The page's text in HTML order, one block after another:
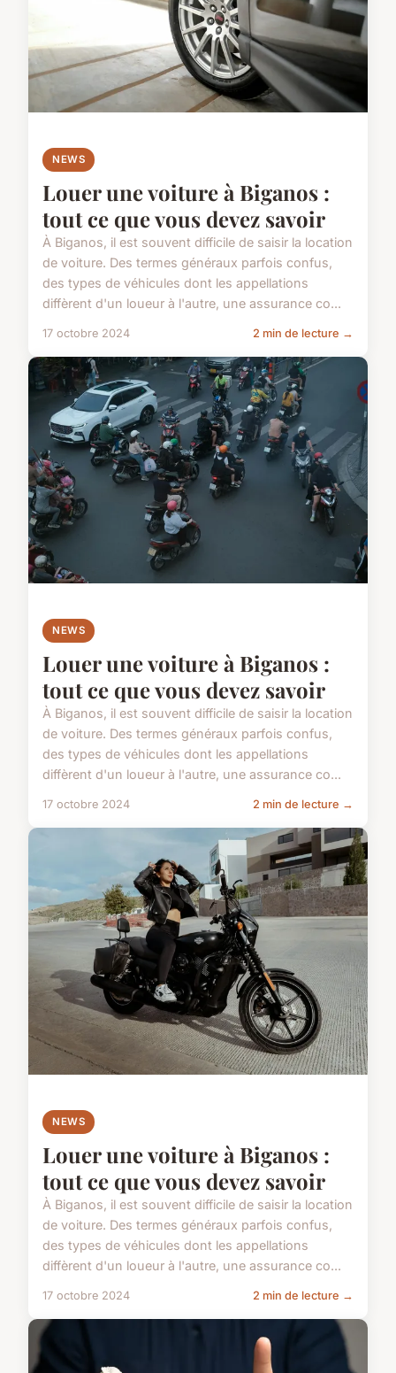
NEWS
Louer une voiture à Biganos :
tout ce que vous devez savoir
À Biganos, il est souvent difficile de saisir la location
de voiture. Des termes généraux parfois confus,
des types de véhicules dont les appellations
diffèrent d'un loueur à l'autre, une assurance co...
17 octobre 2024 2 min de lecture →
NEWS
Louer une voiture à Biganos :
tout ce que vous devez savoir
À Biganos, il est souvent difficile de saisir la location
de voiture. Des termes généraux parfois confus,
des types de véhicules dont les appellations
diffèrent d'un loueur à l'autre, une assurance co...
17 octobre 2024 2 min de lecture →
NEWS
Louer une voiture à Biganos :
tout ce que vous devez savoir
À Biganos, il est souvent difficile de saisir la location
de voiture. Des termes généraux parfois confus,
des types de véhicules dont les appellations
diffèrent d'un loueur à l'autre, une assurance co...
17 octobre 2024 2 min de lecture →